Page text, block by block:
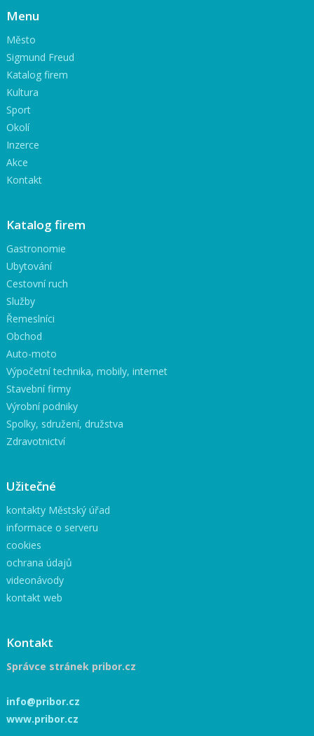
Menu
Město
Sigmund Freud
Katalog firem
Kultura
Sport
Okolí
Inzerce
Akce
Kontakt
Katalog firem
Gastronomie
Ubytování
Cestovní ruch
Služby
Řemeslníci
Obchod
Auto-moto
Výpočetní technika, mobily, internet
Stavební firmy
Výrobní podniky
Spolky, sdružení, družstva
Zdravotnictví
Užitečné
kontakty Městský úřad
informace o serveru
cookies
ochrana údajů
videonávody
kontakt web
Kontakt
Správce stránek pribor.cz
info@pribor.cz
www.pribor.cz